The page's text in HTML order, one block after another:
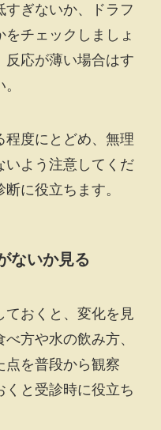
すぎないか、ドラフ
をチェックしましょ
反応が薄い場合はす
程度にとどめ、無理
いよう注意してくだ
に役立ちます。
ないか見る
ておくと、変化を見
方や水の飲み方、
点を普段から観察
くと受診時に役立ち